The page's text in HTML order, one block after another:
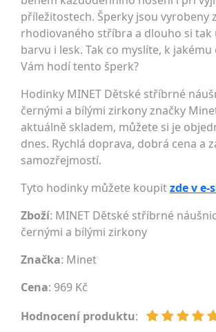
příležitostech. Šperky jsou vyrobeny
rhodiovaného stříbra a dlouho si tak
barvu i lesk. Tak co myslíte, k
Vám hodí tento šperk?
Hodinky MINET Dětské stříbrné
černými a bílými zirkony značky
aktuálně skladem, můžete si je
dnes. Rychlá doprava, dobrá cena a
samozřejmostí.
Tyto hodinky můžete koupitzde v e-
Zboží: MINET Dětské stříbrné
černými a bílými zirkony
Značka: Minet
Cena: 969 Kč
Hodnocení produktu: